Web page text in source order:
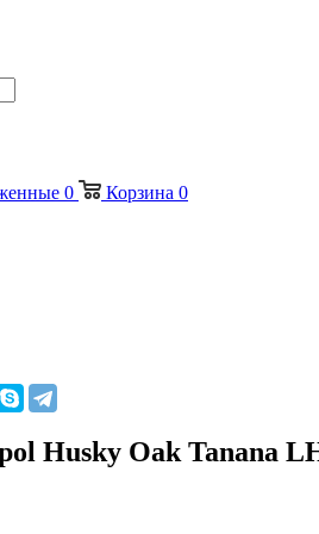
0 Корзина 0
Husky Oak Tanana